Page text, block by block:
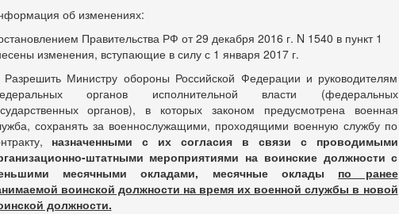
об изменениях:
Правительства РФ от 29 декабря 2016 г. N 1540 в пункт 1
изменения, вступающие в силу с 1 января 2017 г.
Разрешить Министру обороны Российской Федерации и руководителям
органов исполнительной власти (федеральных
органов), в которых законом предусмотрена военная
сохранять за военнослужащими, проходящими военную службу по
назначенными с их согласия в связи с проводимыми
штатными мероприятиями на воинские должности с
месячными окладами, месячные оклады по ранее
воинской должности на время их военной службы в новой
должности.